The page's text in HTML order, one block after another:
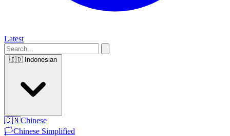
Latest
🇮🇩 Indonesian
🇨🇳Chinese
🏳️Chinese Simplified